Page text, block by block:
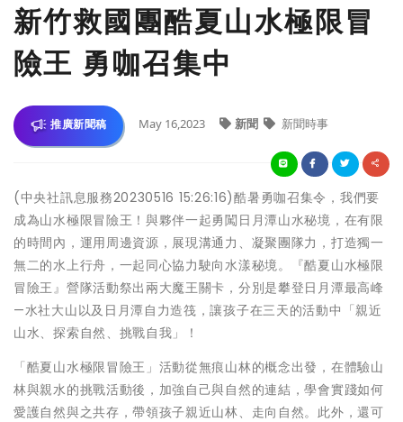
新竹救國團酷夏山水極限冒
險王 勇咖召集中
推廣新聞稿 May 16,2023 新聞 新聞時事
(中央社訊息服務20230516 15:26:16)酷暑勇咖召集令，我們要
成為山水極限冒險王！與夥伴一起勇闖日月潭山水秘境，在有限
的時間內，運用周邊資源，展現溝通力、凝聚團隊力，打造獨一
無二的水上行舟，一起同心協力駛向水漾秘境。『酷夏山水極限
冒險王』營隊活動祭出兩大魔王關卡，分別是攀登日月潭最高峰
—水社大山以及日月潭自力造筏，讓孩子在三天的活動中「親近
山水、探索自然、挑戰自我」！
「酷夏山水極限冒險王」活動從無痕山林的概念出發，在體驗山
林與親水的挑戰活動後，加強自己與自然的連結，學會實踐如何
愛護自然與之共存，帶領孩子親近山林、走向自然。此外，還可